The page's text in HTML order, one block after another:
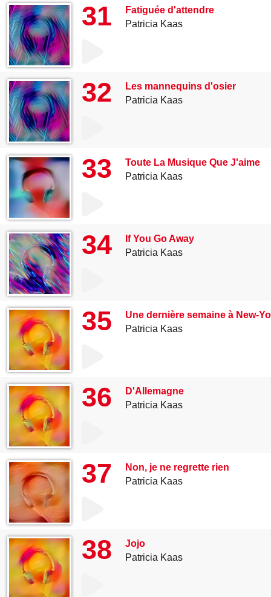
31
Fatiguée d'attendre
Patricia Kaas
32
Les mannequins d'osier
Patricia Kaas
33
Toute La Musique Que J'aime
Patricia Kaas
34
If You Go Away
Patricia Kaas
35
Une dernière semaine à New-
Patricia Kaas
36
D'Allemagne
Patricia Kaas
37
Non, je ne regrette rien
Patricia Kaas
38
Jojo
Patricia Kaas